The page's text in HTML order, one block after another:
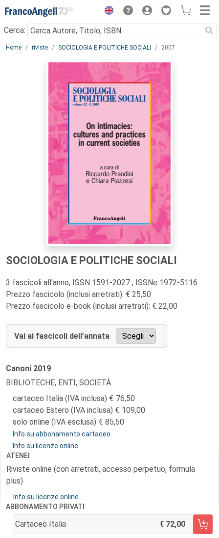
Menu
Cerca:
Main content
Home riviste SOCIOLOGIA E POLITICHE SOCIALI 2007
SOCIOLOGIA E POLITICHE SOCIALI
3 fascicoli all'anno, ISSN 1591-2027 , ISSNe 1972-5116
Prezzo fascicolo (inclusi arretrati): € 25,50
Prezzo fascicolo e-book (inclusi arretrati): € 22,00
Vai ai fascicoli dell’annata
Canoni 2019
BIBLIOTECHE, ENTI, SOCIETÀ
cartaceo Italia (IVA inclusa)
76,50
cartaceo Estero (IVA inclusa)
109,00
solo online (IVA esclusa)
85,50
Info su abbonamento cartaceo
Info su licenze online
ATENEI
Riviste online (con arretrati, accesso perpetuo, formula
plus)
Info su licenze online
ABBONAMENTO PRIVATI
Cartaceo Italia 72,00
AGGIUNGI AL CARRELLO